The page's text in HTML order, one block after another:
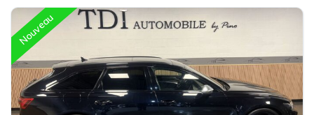
Nouveau